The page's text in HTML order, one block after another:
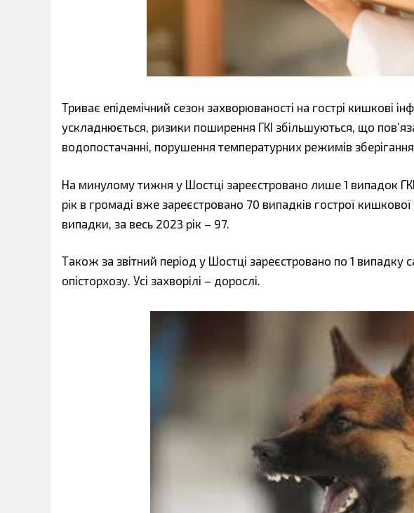
Триває епідемічний сезон захворюваності на гострі кишкові
ускладнюється, ризики поширення ГКІ збільшуються, що
водопостачанні, порушення температурних режимів
На минулому тижня у Шостці зареєстровано лише 1 випадок
рік в громаді вже зареєстровано 70 випадків гострої кишкової
випадки, за весь 2023 рік – 97.
Також за звітний період у Шостці зареєстровано по 1 випадку
опісторхозу. Усі захворілі – дорослі.